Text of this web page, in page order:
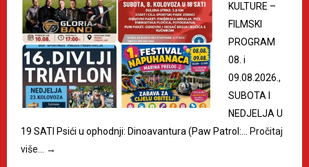
KULTURE –
FILMSKI
PROGRAM
08. i
09.08.2026.,
SUBOTA I
NEDJELJA U
19 SATI Psići u ophodnji: Dinoavantura (Paw Patrol:…
Pročitaj
više…
→